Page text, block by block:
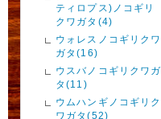
ティロプス)ノコギリ
クワガタ(4)
ウォレスノコギリクワ
ガタ(16)
ウスバノコギリクワガ
タ(11)
ウムハンギノコギリク
ワガタ(52)